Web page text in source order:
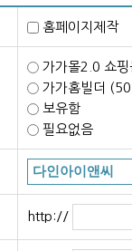
홈페이지제작
가가몰2.0 쇼
가가홈빌더
보유함
필요없음
http://